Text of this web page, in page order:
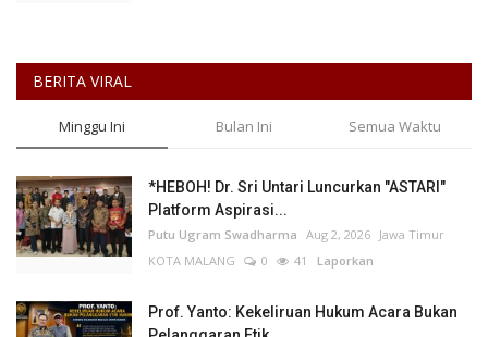
BERITA VIRAL
Minggu Ini Bulan Ini Semua Waktu
*HEBOH! Dr. Sri Untari Luncurkan "ASTARI"
Platform Aspirasi...
Putu Ugram Swadharma Aug 2, 2026 Jawa Timur
KOTA MALANG
0 41 Laporkan
Prof. Yanto: Kekeliruan Hukum Acara Bukan